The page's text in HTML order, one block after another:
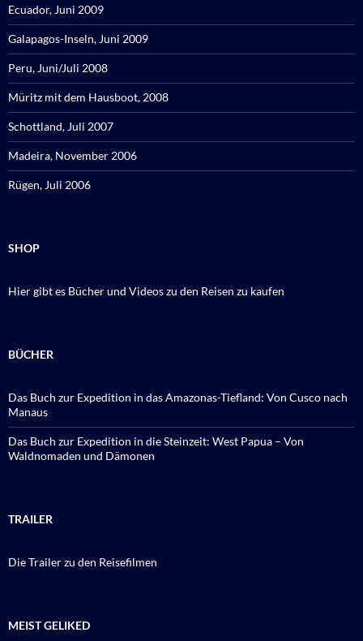
Ecuador, Juni 2009
Galapagos-Inseln, Juni 2009
Peru, Juni/Juli 2008
Müritz mit dem Hausboot, 2008
Schottland, Juli 2007
Madeira, November 2006
Rügen, Juli 2006
SHOP
Hier gibt es Bücher und Videos zu den Reisen zu kaufen
BÜCHER
Das Buch zur Expedition in das Amazonas-Tiefland: Von Cusco nach
Manaus
Das Buch zur Expedition in die Steinzeit: West Papua – Von
Waldnomaden und Dämonen
TRAILER
Die Trailer zu den Reisefilmen
MEIST GELIKED